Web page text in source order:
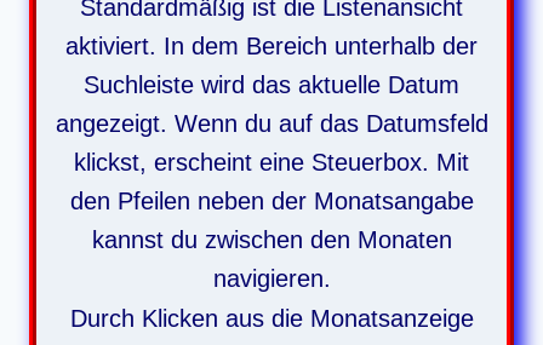
Standardmäßig ist die Listenansicht
aktiviert. In dem Bereich unterhalb der
Suchleiste wird das aktuelle Datum
angezeigt. Wenn du auf das Datumsfeld
klickst, erscheint eine Steuerbox. Mit
den Pfeilen neben der Monatsangabe
kannst du zwischen den Monaten
navigieren.
Durch Klicken aus die Monatsanzeige